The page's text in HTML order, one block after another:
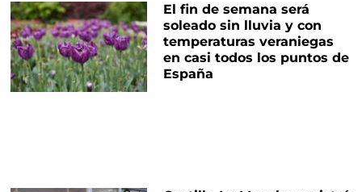
El fin de semana será
soleado sin lluvia y con
temperaturas veraniegas
en casi todos los puntos de
España